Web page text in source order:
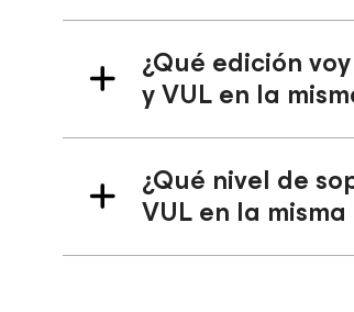
¿Qué edición
y VUL en la
¿Qué nivel de
VUL en la